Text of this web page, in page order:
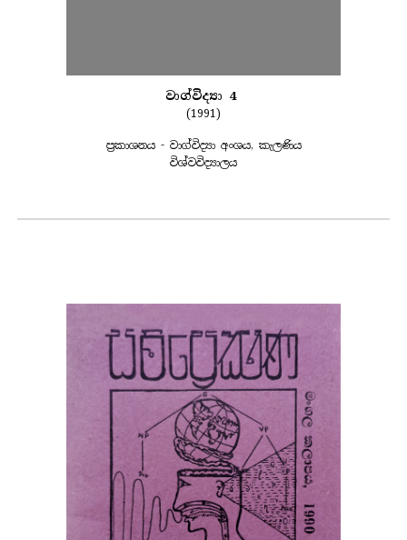
වාග්විද්‍යා 4
(1991)
ප්‍රකාශනය - වාග්විද්‍යා අංශය, කැලණිය
විශ්වවිද්‍යාලය